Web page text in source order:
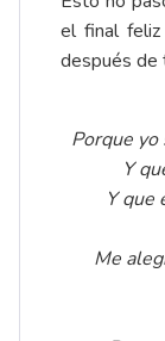
el final feliz
después de
Porque
Y
Y que
Me